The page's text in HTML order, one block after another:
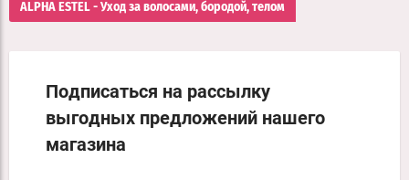
ALPHA ESTEL - Уход за волосами, бородой, телом
Подписаться на рассылку
выгодных предложений нашего
магазина